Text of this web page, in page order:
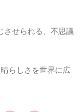
させられる、不思議
らしさを世界に広